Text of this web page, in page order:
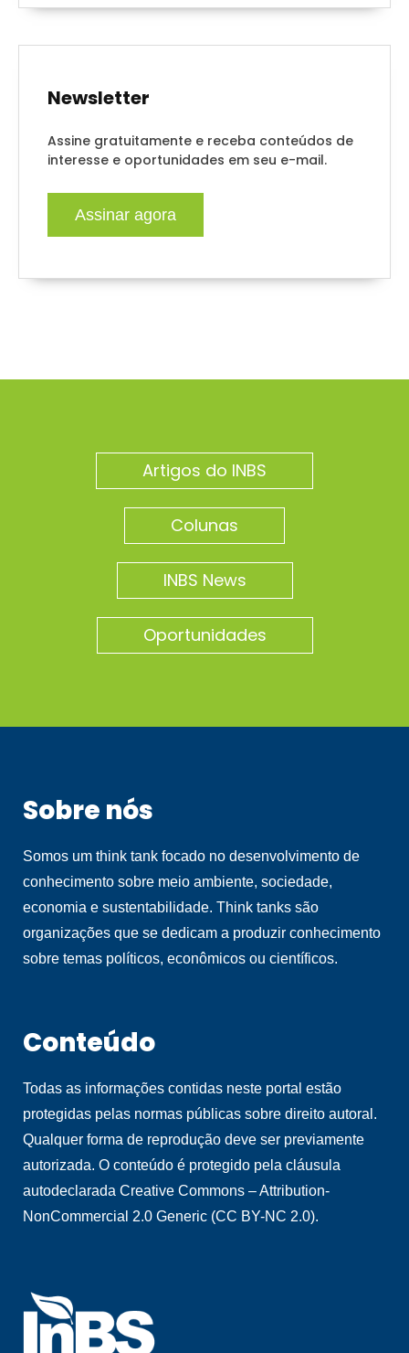
Newsletter
Assine gratuitamente e receba conteúdos de
interesse e oportunidades em seu e-mail.
Assinar agora
Artigos do INBS
Colunas
INBS News
Oportunidades
Sobre nós
Somos um think tank focado no desenvolvimento de
conhecimento sobre meio ambiente, sociedade,
economia e sustentabilidade. Think tanks são
organizações que se dedicam a produzir conhecimento
sobre temas políticos, econômicos ou científicos.
Conteúdo
Todas as informações contidas neste portal estão
protegidas pelas normas públicas sobre direito autoral.
Qualquer forma de reprodução deve ser previamente
autorizada. O conteúdo é protegido pela cláusula
autodeclarada Creative Commons – Attribution-
NonCommercial 2.0 Generic (CC BY-NC 2.0).